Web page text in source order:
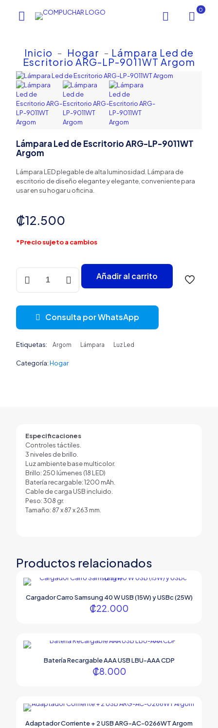
0
Inicio - Hogar - Lámpara Led de
Escritorio ARG-LP-9011WT Argom
Lámpara Led de Escritorio ARG-LP-9011WT
Argom
Lámpara LED plegable de alta luminosidad. Lámpara de
escritorio de diseño elegante y elegante, conveniente para
usar en su hogar u oficina.
₡12.500
*Precio sujeto a cambios
Lámpara
de
ARG-
9011WT
cantidad
Añadir al carrito
Consulta por WhatsApp
Etiquetas: Argom Lámpara Luz Led
Categoría:Hogar
Especificaciones
Controles táctiles.
3 niveles de brillo.
Luz ambiente base multicolor.
Brillo: 250 lúmenes (18 LED)
Batería recargable: 1200 mAh.
Cable de carga USB incluido.
Peso: 308 gr.
Tamaño: 87 x 87 x 263 mm.
Productos relacionados
Cargador Carro Samsung 40 W USB (15W) y USBc (25W)
₡22.000
Batería Recargable AAA USB LBU-AAA CDP
₡8.000
Adaptador Corriente + 2 USB ARG-AC-0266WT Argom